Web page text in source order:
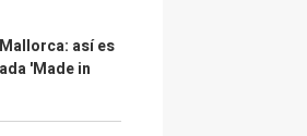
así es
'Made in